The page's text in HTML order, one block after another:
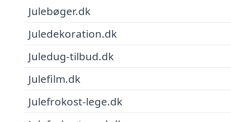
Julebøger.dk
Juledekoration.dk
Juledug-tilbud.dk
Julefilm.dk
Julefrokost-lege.dk